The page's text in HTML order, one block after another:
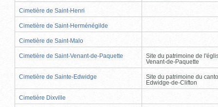
Cimetière de Saint-Henri
Cimetière de Saint-Herménégilde
Cimetière de Saint-Malo
Cimetière de Saint-Venant-de-Paquette
Site du patrimoine de
Venant-de-Paquette
Cimetière de Sainte-Edwidge
Site du patrimoine du
Edwidge-de-Clifton
Cimetière Dixville